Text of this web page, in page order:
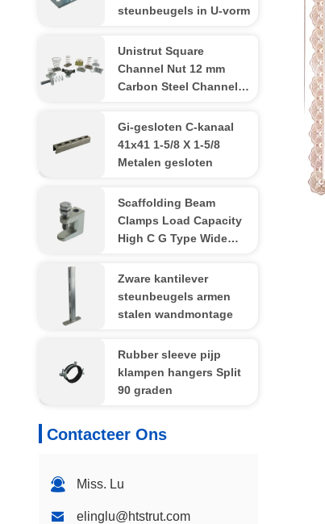
steunbeugels in U-vorm
Unistrut Square
Channel Nut 12 mm
Carbon Steel Channel
Gi-gesloten C-kanaal
41x41 1-5/8 X 1-5/8
Metalen gesloten
Scaffolding Beam
Clamps Load Capacity
High C G Type Wide
Zware kantilever
steunbeugels armen
stalen wandmontage
Rubber sleeve pijp
klampen hangers Split
90 graden
Contacteer Ons
Miss. Lu
elinglu@htstrut.com